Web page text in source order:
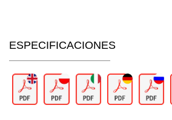
ESPECIFICACIONES